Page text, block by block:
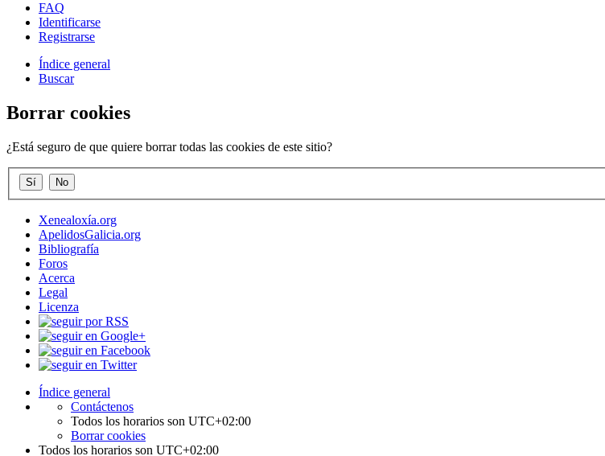
FAQ
Identificarse
Registrarse
Índice general
Buscar
Borrar cookies
¿Está seguro de que quiere borrar todas las cookies de este sitio?
Xenealoxía.org
ApelidosGalicia.org
Bibliografía
Foros
Acerca
Legal
Licenza
Índice general
Contáctenos
Todos los horarios son UTC+02:00
Borrar cookies
Todos los horarios son UTC+02:00